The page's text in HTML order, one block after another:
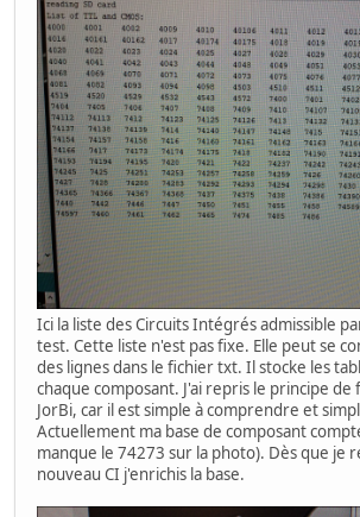
Ici la liste des Circuits Intégrés admissible
test. Cette liste n'est pas fixe. Elle peut se
des lignes dans le fichier txt. Il stocke les
chaque composant. J'ai repris le principe
JorBi, car il est simple à comprendre et
Actuellement ma base de composant
manque le 74273 sur la photo). Dès que je
nouveau CI j'enrichis la base.